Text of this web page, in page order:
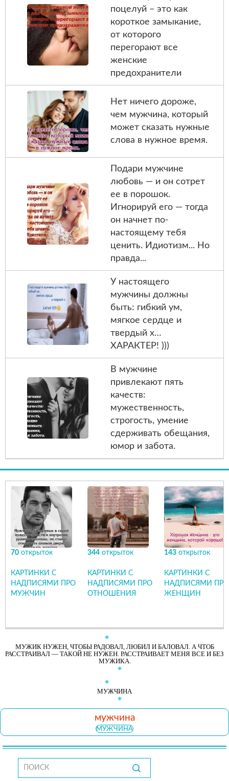
поцелуй – это как
короткое замыкание,
от которого
перегорают все
женские
предохранители
Нет ничего дороже,
чем мужчина, который
может сказать нужные
слова в нужное время.
Подари мужчине
любовь — и он сотрет
ее в порошок.
Игнорируй его — тогда
он начнет по-
настоящему тебя
ценить. Идиотизм... Но
правда...
У настоящего
мужчины должны
быть: гибкий ум,
мягкое сердце и
твердый х…
ХАРАКТЕР! )))
В мужчине
привлекают пять
качеств:
мужественность,
строгость, умение
сдерживать обещания,
юмор и забота.
70 открыток
КАРТИНКИ С
НАДПИСЯМИ ПРО
МУЖЧИН
344 открыток
КАРТИНКИ С
НАДПИСЯМИ ПРО
ОТНОШЕНИЯ
143 открыток
КАРТИНКИ С
НАДПИСЯМИ ПРО
ЖЕНЩИН
МУЖИК НУЖЕН, ЧТОБЫ РАДОВАЛ, ЛЮБИЛ И БАЛОВАЛ. А ЧТОБ
РАССТРАИВАЛ — ТАКОЙ НЕ НУЖЕН. РАССТРАИВАЕТ МЕНЯ ВСЕ И БЕЗ
МУЖИКА.
МУЖЧИНА
мужчина
МУЖЧИНА